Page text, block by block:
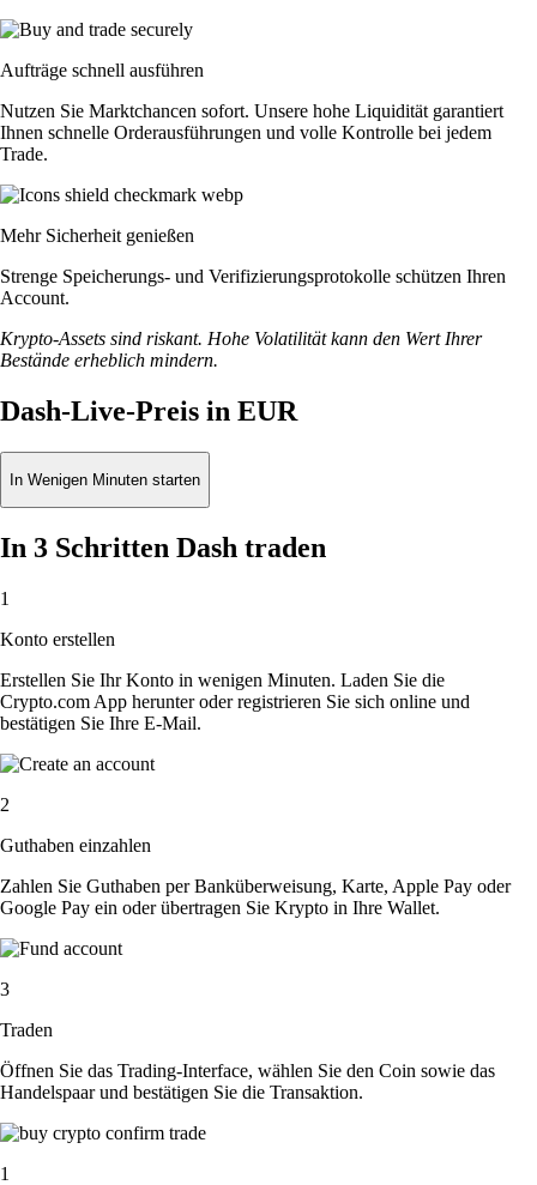
Aufträge schnell ausführen
Nutzen Sie Marktchancen sofort. Unsere hohe Liquidität garantiert
Ihnen schnelle Orderausführungen und volle Kontrolle bei jedem
Trade.
Mehr Sicherheit genießen
Strenge Speicherungs- und Verifizierungsprotokolle schützen Ihren
Account.
Krypto-Assets sind riskant. Hohe Volatilität kann den Wert Ihrer
Bestände erheblich mindern.
Dash-Live-Preis in EUR
In Wenigen Minuten starten
In 3 Schritten Dash traden
1
Konto erstellen
Erstellen Sie Ihr Konto in wenigen Minuten. Laden Sie die
Crypto.com App herunter oder registrieren Sie sich online und
bestätigen Sie Ihre E-Mail.
2
Guthaben einzahlen
Zahlen Sie Guthaben per Banküberweisung, Karte, Apple Pay oder
Google Pay ein oder übertragen Sie Krypto in Ihre Wallet.
3
Traden
Öffnen Sie das Trading-Interface, wählen Sie den Coin sowie das
Handelspaar und bestätigen Sie die Transaktion.
1